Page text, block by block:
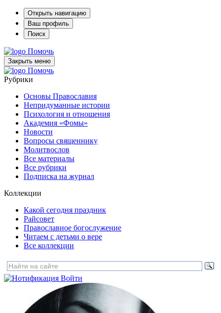
Открыть навигацию
Ваш профиль
Поиск
Помочь
Закрыть меню
Помочь
Рубрики
Основы Православия
Непридуманные истории
Психология и отношения
Академия «Фомы»
Новости
Вопросы священнику
Молитвослов
Все материалы
Все рубрики
Подписка на журнал
Коллекции
Какой сегодня праздник
Райсовет
Православное богослужение
Читаем с детьми о вере
Все коллекции
Войти